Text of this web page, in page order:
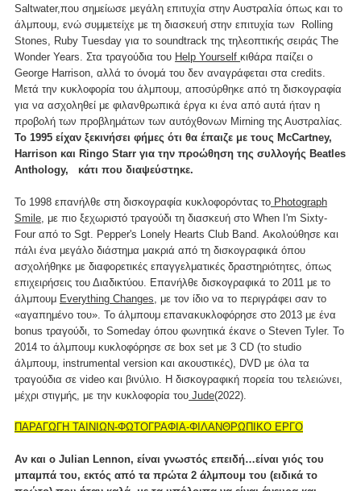
Saltwater,που σημείωσε μεγάλη επιτυχία στην Αυστραλία όπως και το
άλμπουμ, ενώ συμμετείχε με τη διασκευή στην επιτυχία των Rolling
Stones, Ruby Tuesday για το soundtrack της τηλεοπτικής σειράς The
Wonder Years. Στα τραγούδια του Help Yourself κιθάρα παίζει ο
George Harrison, αλλά το όνομά του δεν αναγράφεται στα credits.
Μετά την κυκλοφορία του άλμπουμ, αποσύρθηκε από τη δισκογραφία
για να ασχοληθεί με φιλανθρωπικά έργα κι ένα από αυτά ήταν η
προβολή των προβλημάτων των αυτόχθονων Mirning της Αυστραλίας.
Το 1995 είχαν ξεκινήσει φήμες ότι θα έπαιζε με τους McCartney,
Harrison και Ringo Starr για την προώθηση της συλλογής Beatles
Anthology, κάτι που διαψεύστηκε.
Το 1998 επανήλθε στη δισκογραφία κυκλοφορόντας το Photograph
Smile , με πιο ξεχωριστό τραγούδι τη διασκευή στο When I'm Sixty-
Four από το Sgt. Pepper's Lonely Hearts Club Band. Ακολούθησε και
πάλι ένα μεγάλο διάστημα μακριά από τη δισκογραφικά όπου
ασχολήθηκε με διαφορετικές επαγγελματικές δραστηριότητες, όπως
επιχειρήσεις του Διαδικτύου. Επανήλθε δισκογραφικά το 2011 με το
άλμπουμ Everything Changes, με τον ίδιο να το περιγράφει σαν το
«αγαπημένο του». Το άλμπουμ επανακυκλοφόρησε στο 2013 με ένα
bonus τραγούδι, το Someday όπου φωνητικά έκανε ο Steven Tyler. Το
2014 το άλμπουμ κυκλοφόρησε σε box set με 3 CD (το studio
άλμπουμ, instrumental version και ακουστικές), DVD με όλα τα
τραγούδια σε video και βινύλιο. Η δισκογραφική πορεία του τελειώνει,
μέχρι στιγμής, με την κυκλοφορία του Jude(2022).
ΠΑΡΑΓΩΓΗ ΤΑΙΝΙΩΝ-ΦΩΤΟΓΡΑΦΙΑ-ΦΙΛΑΝΘΡΩΠΙΚΟ ΕΡΓΟ
Αν και ο Julian Lennon, είναι γνωστός επειδή…είναι γιός του
μπαμπά του, εκτός από τα πρώτα 2 άλμπουμ του (ειδικά το